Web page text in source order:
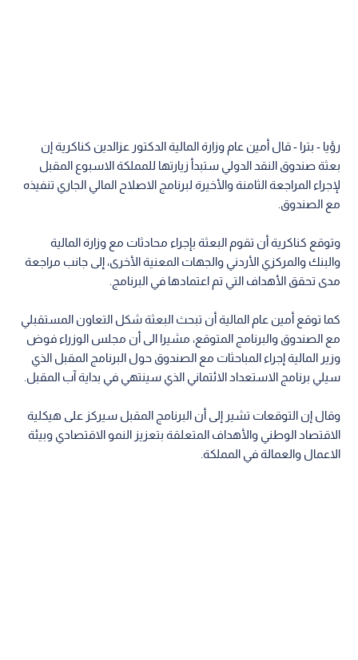
رؤيا - بترا - قال أمين عام وزارة المالية الدكتور عزالدين كناكرية إن
بعثة صندوق النقد الدولي ستبدأ زيارتها للمملكة الاسبوع المقبل
لإجراء المراجعة الثامنة والأخيرة لبرنامج الاصلاح المالي الجاري تنفيذه
مع الصندوق.
وتوقع كناكرية أن تقوم البعثة بإجراء محادثات مع وزارة المالية
والبنك والمركزي الأردني والجهات المعنية الأخرى، إلى جانب مراجعة
مدى تحقق الأهداف التي تم اعتمادها في البرنامج.
كما توقع أمين عام المالية أن تبحث البعثة شكل التعاون المستقبلي
مع الصندوق والبرنامج المتوقع، مشيرا الى أن مجلس الوزراء فوض
وزير المالية إجراء المباحثات مع الصندوق حول البرنامج المقبل الذي
سيلي برنامج الاستعداد الائتماني الذي سينتهي في بداية آب المقبل.
وقال إن التوقعات تشير إلى أن البرنامج المقبل سيركز على هيكلية
الاقتصاد الوطني والأهداف المتعلقة بتعزيز النمو الاقتصادي وبيئة
الاعمال والعمالة في المملكة.